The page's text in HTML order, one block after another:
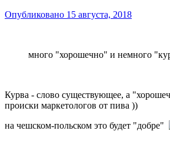
Опубликовано 15 августа, 2018
много "хорошечно" и немного
Курва - слово существующее, а
происки маркетологов от пива ))
на чешском-польском это будет "добре"